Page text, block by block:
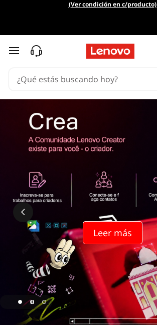
(Ver condición en c/producto)
Ir al contenido principal
Leer más